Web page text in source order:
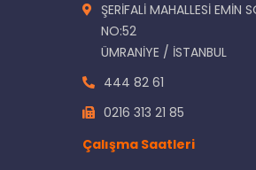
ŞERİFALİ MAHALLESİ EMİN
NO:52
ÜMRANİYE / İSTANBUL
444 82 61
0216 313 21 85
Çalışma Saatleri